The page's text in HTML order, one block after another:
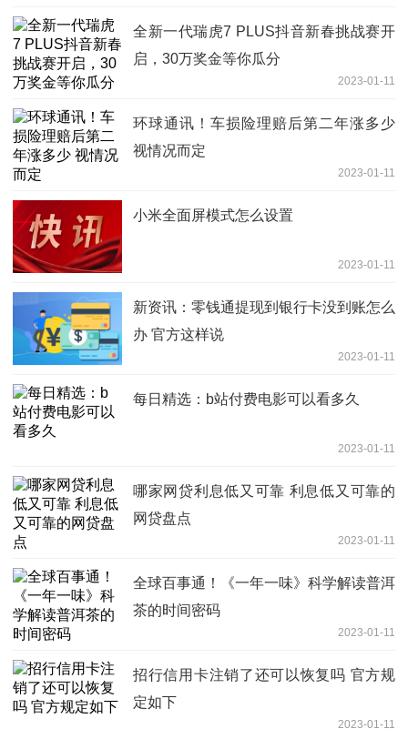
全新一代瑞虎7 PLUS抖音新春挑战赛开
启，30万奖金等你瓜分
2023-01-11
环球通讯！车损险理赔后第二年涨多少
视情况而定
2023-01-11
小米全面屏模式怎么设置
2023-01-11
新资讯：零钱通提现到银行卡没到账怎么
办 官方这样说
2023-01-11
每日精选：b站付费电影可以看多久
2023-01-11
哪家网贷利息低又可靠 利息低又可靠的
网贷盘点
2023-01-11
全球百事通！《一年一味》科学解读普洱
茶的时间密码
2023-01-11
招行信用卡注销了还可以恢复吗 官方规
定如下
2023-01-11